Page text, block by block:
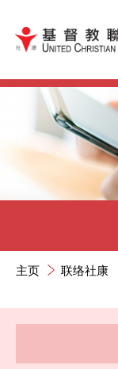
跳到内
主页 联络社康